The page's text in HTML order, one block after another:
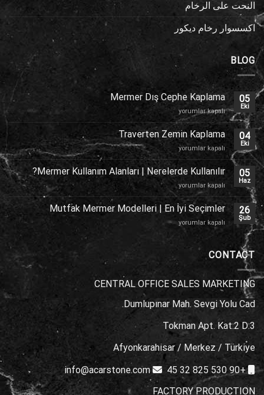
النحت على الرخام
اكسسوار رخام ديكور
BLOG
05
Eki
Mermer Dış Cephe Kaplama
Mermer
Dış
Cephe
Kaplama
için
yorumlar kapalı
04
Eki
Traverten Zemin Kaplama
Traverten
Zemin
Kaplama
yorumlar kapalı
05
Haz
Mermer Kullanım Alanları | Nerelerde Kullanılır?
Mermer
Kullanım
Alanları
Nerelerde
Kullanılır?
yorumlar kapalı
26
Şub
Mutfak Mermer Modelleri | En İyi Seçimler
Mutfak
Mermer
|
Seçimler
için
yorumlar kapalı
CONTACT
CENTRAL OFFICE SALES MARKETING
Dumlupınar Mah. Sevgi Yolu Cad.
Tokman Apt. Kat:2 D:3
Afyonkarahisar / Merkez / Türkiye
+90 530 825 32 45
info@acarstone.com
FACTORY PRODUCTION